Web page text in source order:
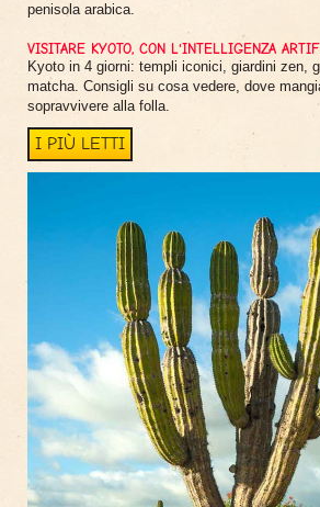
penisola arabica.
VISITARE KYOTO, CON L'INTELLIGENZA
Kyoto in 4 giorni: templi iconici, giardini zen,
matcha. Consigli su cosa vedere, dove
sopravvivere alla folla.
I PIÙ LETTI